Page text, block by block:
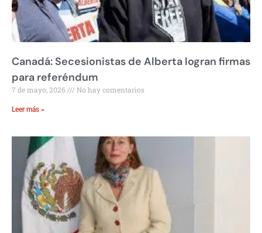
Canadá: Secesionistas de Alberta logran firmas
para referéndum
7 de mayo, 2026 No hay comentarios
Leer más »